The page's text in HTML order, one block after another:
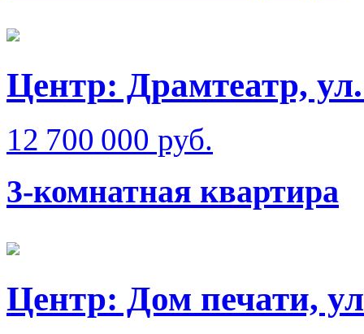
Центр: Драмтеатр,
12 700 000 руб.
3-комнатная квартира
Центр: Дом печати,